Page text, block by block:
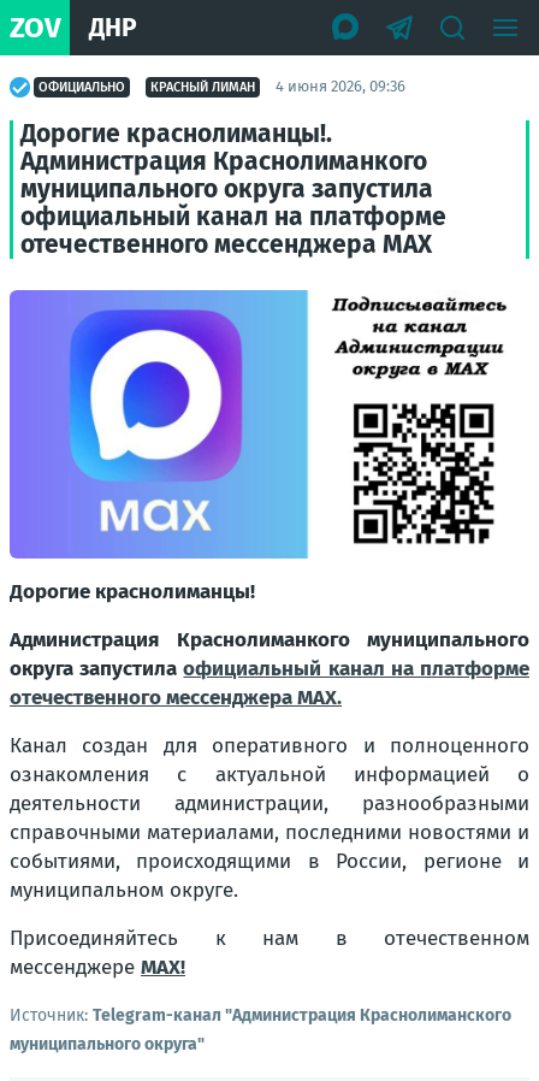
ZOV ДНР
ОФИЦИАЛЬНО КРАСНЫЙ ЛИМАН 4 июня 2026, 09:36
Дорогие краснолиманцы!.
Администрация Краснолиманкого
муниципального округа запустила
официальный канал на платформе
отечественного мессенджера МАХ
Дорогие краснолиманцы!
Администрация Краснолиманкого муниципального
округа запустилаофициальный канал на платформе
отечественного мессенджера МАХ.
Канал создан для оперативного и полноценного
ознакомления с актуальной информацией о
деятельности администрации, разнообразными
справочными материалами, последними новостями и
событиями, происходящими в России, регионе и
муниципальном округе.
Присоединяйтесь к нам в отечественном
мессенджере МАХ!
Источник: Telegram-канал "Администрация Краснолиманского
муниципального округа"